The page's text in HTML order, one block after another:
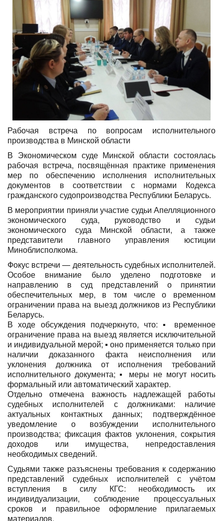
Рабочая встреча по вопросам исполнительного
производства в Минской области
В Экономическом суде Минской области состоялась
рабочая встреча, посвящённая практике применения
мер по обеспечению исполнения исполнительных
документов в соответствии с нормами Кодекса
гражданского судопроизводства Республики Беларусь.
В мероприятии приняли участие судьи Апелляционного
экономического суда, руководство и судьи
экономического суда Минской области, а также
представители главного управления юстиции
Миноблисполкома.
Фокус встречи — деятельность судебных исполнителей.
Особое внимание было уделено подготовке и
направлению в суд представлений о принятии
обеспечительных мер, в том числе о временном
ограничении права на выезд должников из Республики
Беларусь.
В ходе обсуждения подчеркнуто, что: ▪️ временное
ограничение права на выезд является исключительной
и индивидуальной мерой; ▪️ оно применяется только при
наличии доказанного факта неисполнения или
уклонения должника от исполнения требований
исполнительного документа; ▪️ меры не могут носить
формальный или автоматический характер.
Отдельно отмечена важность надлежащей работы
судебных исполнителей с должниками: наличие
актуальных контактных данных; подтверждённое
уведомление о возбуждении исполнительного
производства; фиксация фактов уклонения, сокрытия
доходов или имущества, непредоставления
необходимых сведений.
Судьями также разъяснены требования к содержанию
представлений судебных исполнителей с учётом
вступления в силу КГС: необходимость их
индивидуализации, соблюдение процессуальных
сроков и правильное оформление прилагаемых
материалов.